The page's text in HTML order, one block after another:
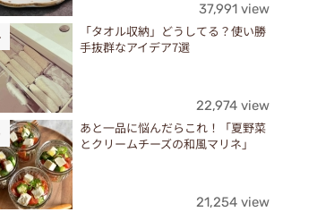
37,991 view
「タオル収納」どうしてる？使い勝
手抜群なアイデア7選
22,974 view
あと一品に悩んだらこれ！「夏野菜
とクリームチーズの和風マリネ」
21,254 view